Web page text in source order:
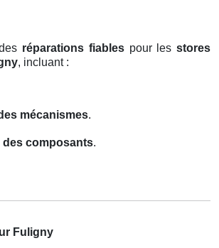
réparations fiablespour lesstores
, incluant :
mécanismes.
des composants.
Fuligny